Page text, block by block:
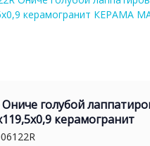
Ониче голубой
керамогранит